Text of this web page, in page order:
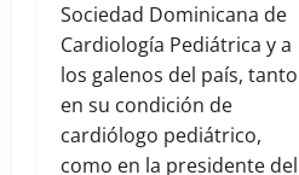
Sociedad Dominicana de
Cardiología Pediátrica y a
los galenos del país, tanto
en su condición de
cardiólogo pediátrico,
como en la presidente del